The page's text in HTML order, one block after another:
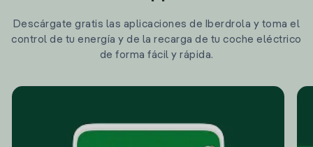
Descárgate gratis las aplicaciones de Iberdrola y toma el
control de tu energía y de la recarga de tu coche eléctrico
de forma fácil y rápida.